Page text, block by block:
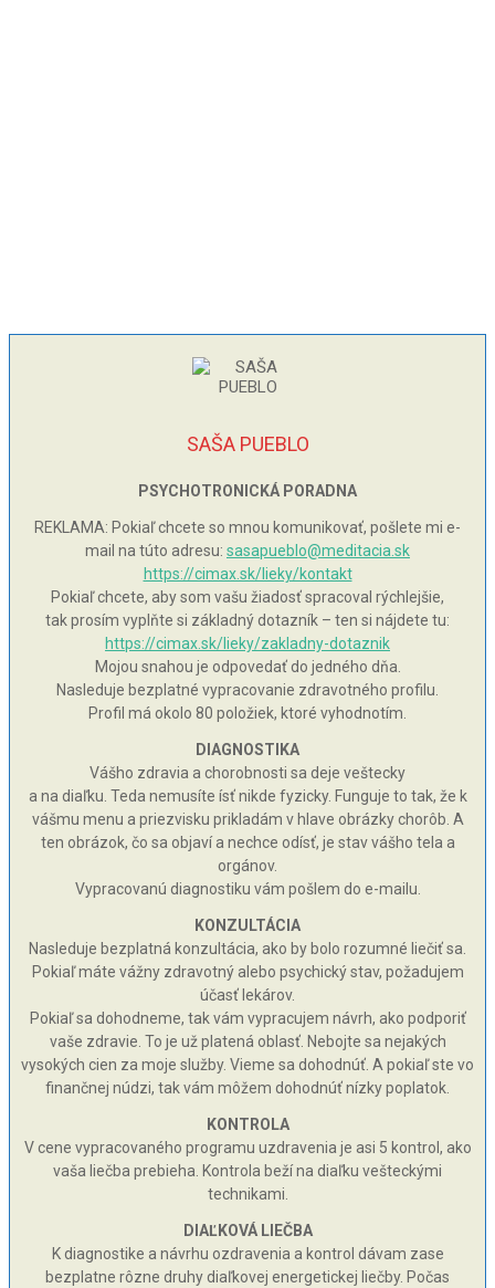
SAŠA PUEBLO
PSYCHOTRONICKÁ PORADNA
REKLAMA: Pokiaľ chcete so mnou komunikovať, pošlete mi e-
mail na túto adresu: sasapueblo@meditacia.sk
https://cimax.sk/lieky/kontakt
Pokiaľ chcete, aby som vašu žiadosť spracoval rýchlejšie,
tak prosím vyplňte si základný dotazník – ten si nájdete tu:
https://cimax.sk/lieky/zakladny-dotaznik
Mojou snahou je odpovedať do jedného dňa.
Nasleduje bezplatné vypracovanie zdravotného profilu.
Profil má okolo 80 položiek, ktoré vyhodnotím.
DIAGNOSTIKA
Vášho zdravia a chorobnosti sa deje veštecky
a na diaľku. Teda nemusíte ísť nikde fyzicky. Funguje to tak, že k
vášmu menu a priezvisku prikladám v hlave obrázky chorôb. A
ten obrázok, čo sa objaví a nechce odísť, je stav vášho tela a
orgánov.
Vypracovanú diagnostiku vám pošlem do e-mailu.
KONZULTÁCIA
Nasleduje bezplatná konzultácia, ako by bolo rozumné liečiť sa.
Pokiaľ máte vážny zdravotný alebo psychický stav, požadujem
účasť lekárov.
Pokiaľ sa dohodneme, tak vám vypracujem návrh, ako podporiť
vaše zdravie. To je už platená oblasť. Nebojte sa nejakých
vysokých cien za moje služby. Vieme sa dohodnúť. A pokiaľ ste vo
finančnej núdzi, tak vám môžem dohodnúť nízky poplatok.
KONTROLA
V cene vypracovaného programu uzdravenia je asi 5 kontrol, ako
vaša liečba prebieha. Kontrola beží na diaľku vešteckými
technikami.
DIAĽKOVÁ LIEČBA
K diagnostike a návrhu ozdravenia a kontrol dávam zase
bezplatne rôzne druhy diaľkovej energetickej liečby. Počas